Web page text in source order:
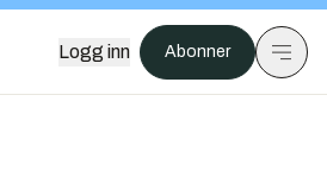
Logg inn Abonner